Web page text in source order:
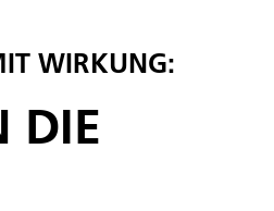
WIRKUNG:
DIE